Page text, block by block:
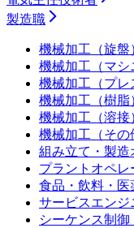
製造職
機械加工（旋盤
機械加工（マシ
機械加工（プレ
機械加工（樹脂
機械加工（溶接
機械加工（その
組み立て・製造
プラントオペレ
食品・飲料・医
サービスエンジ
シーケンス制御